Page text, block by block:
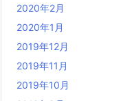
2020年2月
2020年1月
2019年12月
2019年11月
2019年10月